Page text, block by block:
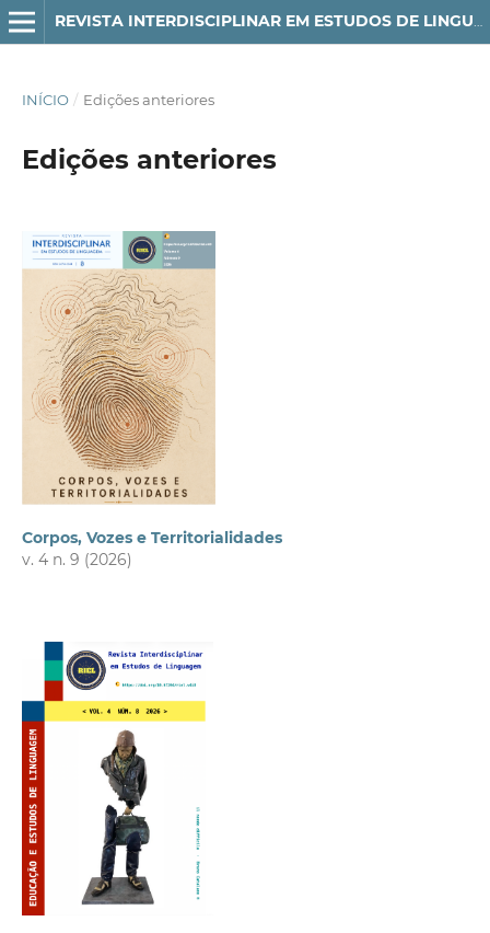
INÍCIO / Edições anteriores
Edições anteriores
Corpos, Vozes e Territorialidades
v. 4 n. 9 (2026)